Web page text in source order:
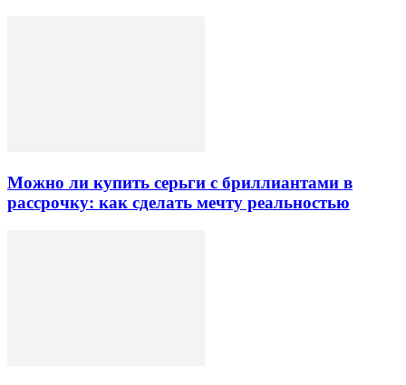
Можно ли купить серьги с бриллиантами в
рассрочку: как сделать мечту реальностью